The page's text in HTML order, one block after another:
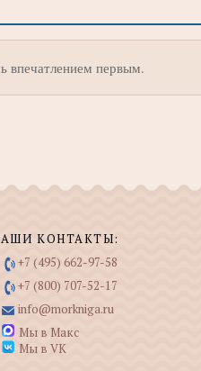
впечатлением первым.
КОНТАКТЫ:
+7 (495) 662-97-58
+7 (800) 707-52-17
info@morkniga.ru
Мы в Макс
Мы в VK